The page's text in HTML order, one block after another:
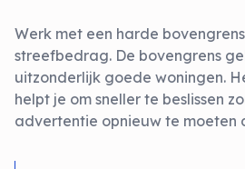
Werk met een harde
streefbedrag. De bovengrens
uitzonderlijk goede woningen.
helpt je om sneller te beslissen
advertentie opnieuw te moeten